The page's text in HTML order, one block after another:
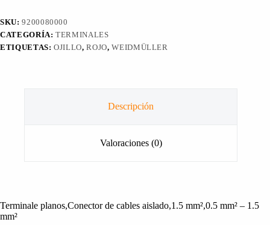
ROJO
WEIDMÜLLER
cantidad
SKU:9200080000
CATEGORÍA:TERMINALES
ETIQUETAS:OJILLO,ROJO,WEIDMÜLLER
Descripción
Valoraciones (0)
Terminale planos,Conector de cables aislado,1.5 mm²,0.5 mm² – 1.5
mm²